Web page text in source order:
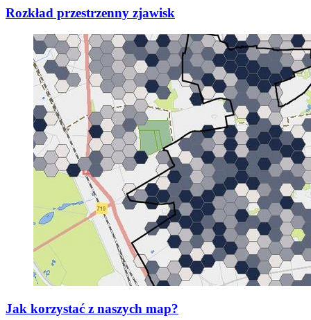
Rozkład przestrzenny zjawisk
Jak korzystać z naszych map?